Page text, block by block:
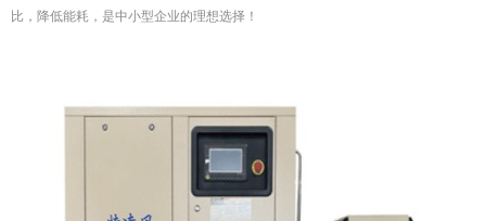
比，降低能耗，是中小型企业的理想选择！